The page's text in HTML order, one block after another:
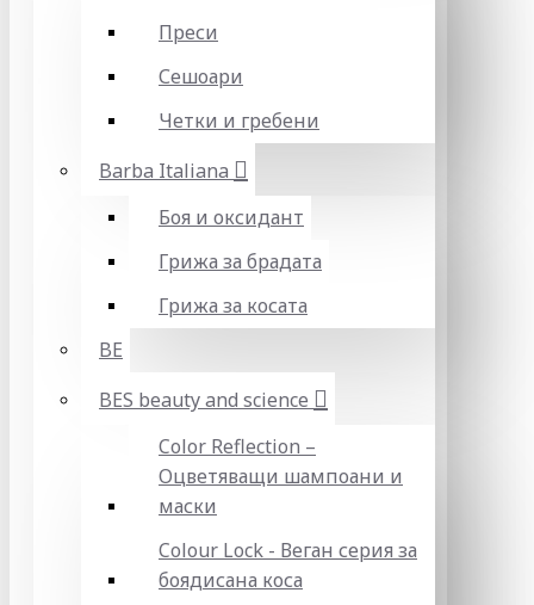
Преси
Сешоари
Четки и гребени
Barba Italiana
Боя и оксидант
Грижа за брадата
Грижа за косата
BE
BES beauty and science
Color Reflection –
Оцветяващи шампоани и
маски
Colour Lock - Веган серия за
боядисана коса